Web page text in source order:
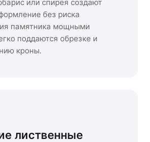
или спирея создают
без риска
памятника мощными
поддаются обрезке и
кроны.
лиственные